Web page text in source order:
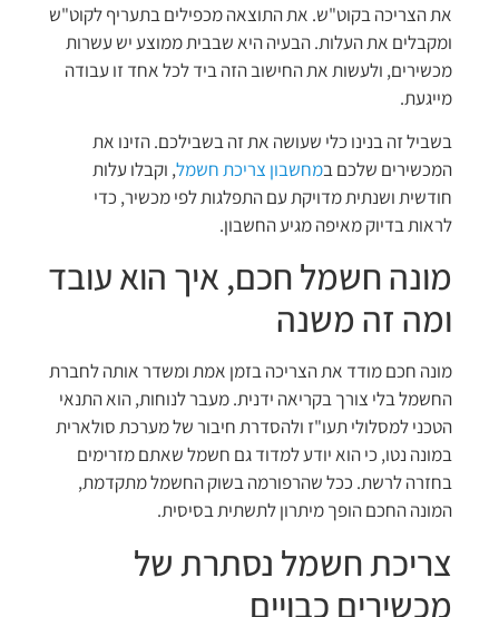
את הצריכה בקוט"ש. את התוצאה מכפילים בתעריף לקוט"ש
ומקבלים את העלות. הבעיה היא שבבית ממוצע יש עשרות
מכשירים, ולעשות את החישוב הזה ביד לכל אחד זו עבודה
מייגעת.
בשביל זה בנינו כלי שעושה את זה בשבילכם. הזינו את
המכשירים שלכם במחשבון צריכת חשמל, וקבלו עלות
חודשית ושנתית מדויקת עם התפלגות לפי מכשיר, כדי
לראות בדיוק מאיפה מגיע החשבון.
מונה חשמל חכם, איך הוא עובד
ומה זה משנה
מונה חכם מודד את הצריכה בזמן אמת ומשדר אותה לחברת
החשמל בלי צורך בקריאה ידנית. מעבר לנוחות, הוא התנאי
הטכני למסלולי תעו"ז ולהסדרת חיבור של מערכת סולארית
במונה נטו, כי הוא יודע למדוד גם חשמל שאתם מזרימים
בחזרה לרשת. ככל שהרפורמה בשוק החשמל מתקדמת,
המונה החכם הופך מיתרון לתשתית בסיסית.
צריכת חשמל נסתרת של
מכשירים כבויים